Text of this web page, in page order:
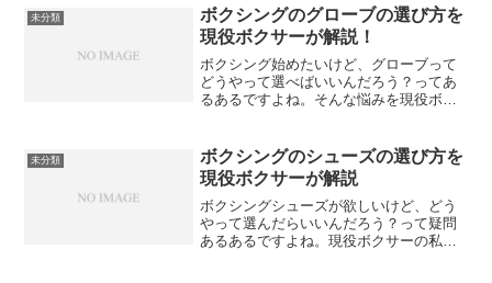
識をコントロールするこの3つすべてを満
たすのが“...
未分類
ボクシングのグローブの選び方を
現役ボクサーが解説！
ボクシング始めたいけど、グローブって
どうやって選べばいいんだろう？ってあ
るあるですよね。そんな悩みを現役ボク
ローブとはボクサーが手につけているグ
ローブのことですね！ボク...
未分類
ボクシングのシューズの選び方を
現役ボクサーが解説
ボクシングシューズが欲しいけど、どう
やって選んだらいいんだろう？って疑問
あるあるですよね。現役ボクサーの私が